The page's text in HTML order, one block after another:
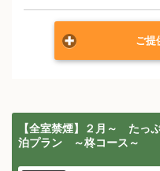
ご提
【全室禁煙】２月～ たっ
泊プラン ～柊コース～